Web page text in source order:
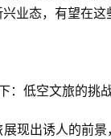
业态，有望在这
：低空文旅的挑战
现出诱人的前